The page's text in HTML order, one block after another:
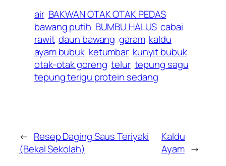
air BAKWAN OTAK OTAK PEDAS
bawang putih BUMBU HALUS cabai
rawit daun bawang garam kaldu
ayam bubuk ketumbar kunyit bubuk
otak-otak goreng telur tepung sagu
tepung terigu protein sedang
← Resep Daging Saus Teriyaki
(Bekal Sekolah)
Kaldu
Ayam →